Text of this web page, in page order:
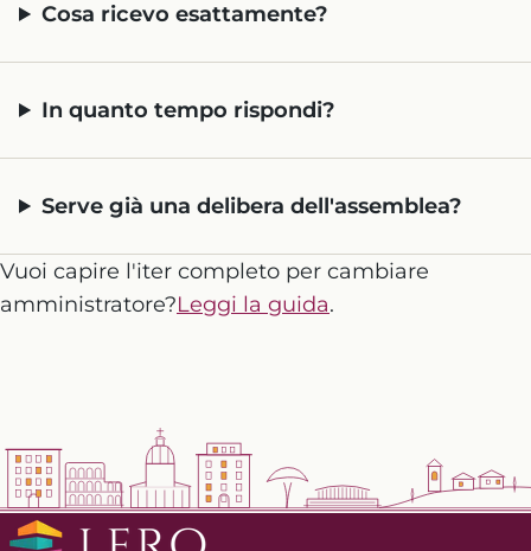
Cosa ricevo esattamente?
In quanto tempo rispondi?
Serve già una delibera dell'assemblea?
Vuoi capire l'iter completo per cambiare
amministratore?Leggi la guida.